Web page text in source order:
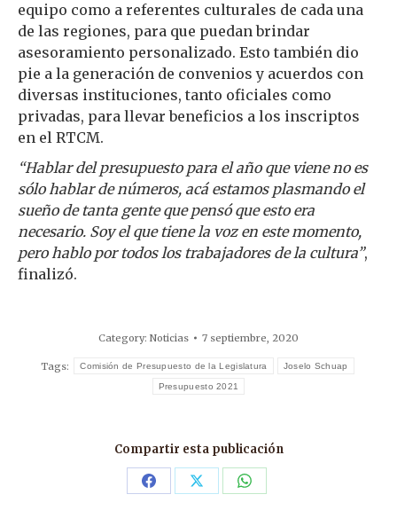
equipo como a referentes culturales de cada una
de las regiones, para que puedan brindar
asesoramiento personalizado. Esto también dio
pie a la generación de convenios y acuerdos con
diversas instituciones, tanto oficiales como
privadas, para llevar beneficios a los inscriptos
en el RTCM.
“Hablar del presupuesto para el año que viene no es
sólo hablar de números, acá estamos plasmando el
sueño de tanta gente que pensó que esto era
necesario. Soy el que tiene la voz en este momento,
pero hablo por todos los trabajadores de la cultura”,
finalizó.
Category: Noticias 7 septiembre, 2020
Tags: Comisión de Presupuesto de la Legislatura Joselo Schuap
Presupuesto 2021
Compartir esta publicación
Share Share Share